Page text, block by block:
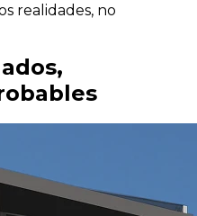
realidades, no